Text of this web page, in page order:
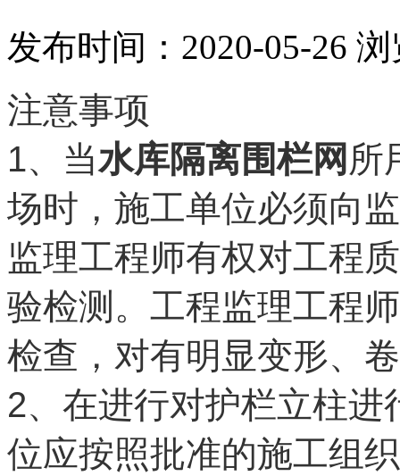
发布时间：2020-05-26 浏
注意事项
1、当水库隔离围栏网 所
场时，施工单位必须向
监理工程师有权对工程
验检测。工程监理工程
检查，对有明显变形、
2、在进行对护栏立柱
位应按照批准的施工组织